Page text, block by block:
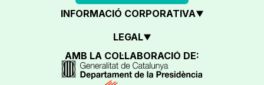
INFORMACIÓ CORPORATIVA
LEGAL
AMB LA COL·LABORACIÓ DE: